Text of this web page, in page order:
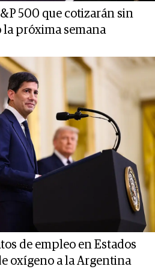
500 que cotizarán sin
próxima semana
de empleo en Estados
oxígeno a la Argentina